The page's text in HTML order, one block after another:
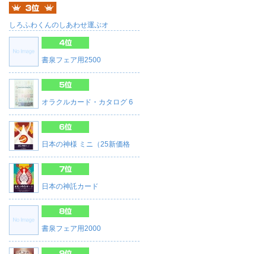
しろふわくんのしあわせ運ぶオ
書泉フェア用2500
オラクルカード・カタログ 6
日本の神様 ミニ（25新価格
日本の神託カード
書泉フェア用2000